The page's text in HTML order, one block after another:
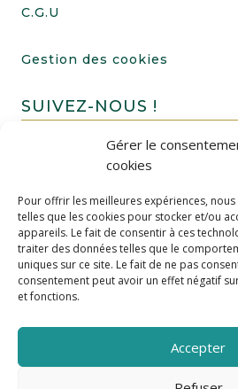
Gérer le
cookies
Pour offrir les meilleures expériences,
telles que les cookies pour stocker et/ou
appareils. Le fait de consentir à ces
traiter des données telles que le
uniques sur ce site. Le fait de ne pas
consentement peut avoir un effet négatif
et fonctions.
Accepter
C.G.U
Gestion des cookies
SUIVEZ-NOUS !
FAIRE UN DON